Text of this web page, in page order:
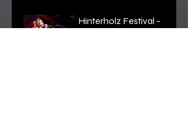
Hinterholz Festival -